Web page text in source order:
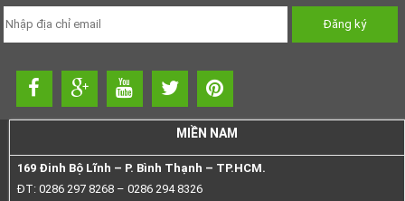
MIỀN NAM
169 Đinh Bộ Lĩnh – P. Bình Thạnh – TP.HCM.
ĐT: 0286 297 8268 – 0286 294 8326